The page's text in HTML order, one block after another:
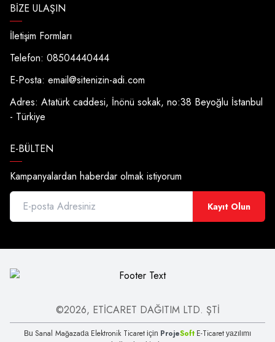
BIZE ULAŞIN
İletişim Formları
Telefon: 08504440444
E-Posta: email@sitenizin-adi.com
Adres: Atatürk caddesi, İnönü sokak, no:38 Beyoğlu İstanbul
- Türkiye
E-BÜLTEN
Kampanyalardan haberdar olmak istiyorum
Kayıt Olun
©2026, ETİCARET DAĞITIM LTD. ŞTİ
Bu Sanal Mağazada Elektronik Ticaret için ProjeSoft E-Ticaret yazılımı